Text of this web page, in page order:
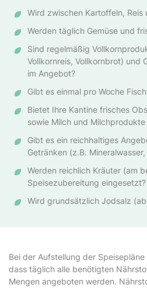
Wird zwischen Kartoffeln,
Werden täglich Gemüse und
Sind regelmäßig
Vollkornreis, Vollkornbrot) und
im Angebot?
Gibt es einmal pro Woche
Bietet Ihre Kantine frisches
sowie Milch und Milchprodukte
Gibt es ein reichhaltiges
Getränken (z.B.
Werden reichlich Kräuter (am
Speisezubereitung eingesetzt?
Wird grundsätzlich Jodsalz
Bei der Aufstellung der
dass täglich alle benötigten
Mengen angeboten werden.